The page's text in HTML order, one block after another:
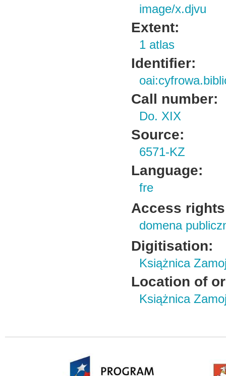
image/x.djvu
Extent:
1 atlas
Identifier:
Call number:
Do. XIX
Source:
6571-KZ
Language:
fre
Access
domena
Digitisation:
Książnica
Location of
Książnica